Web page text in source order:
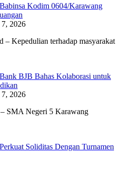
Kodim 0604/Karawang
2026
Kepedulian terhadap masyarakat
BJB Bahas Kolaborasi untuk
2026
SMA Negeri 5 Karawang
Soliditas Dengan Turnamen